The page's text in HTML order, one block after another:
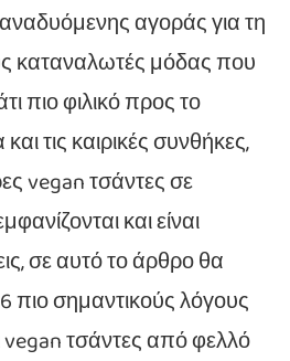
αγοράς για τη
καταναλωτές μόδας που
πιο φιλικό προς το
τις καιρικές συνθήκες,
vegan τσάντες σε
και είναι
σε αυτό το άρθρο θα
πιο σημαντικούς λόγους
vegan τσάντες από φελλό